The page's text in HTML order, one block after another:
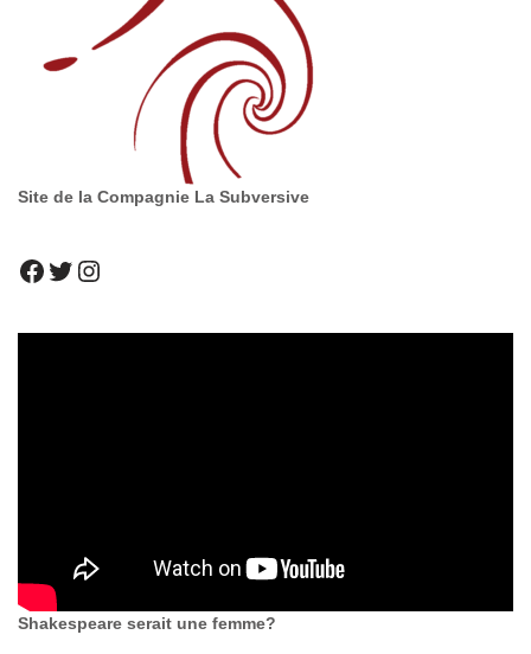
Site de la Compagnie La Subversive
Shakespeare serait une femme?